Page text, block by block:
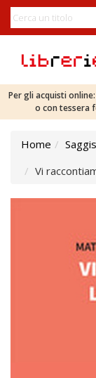
Per gli acquisti
o con tessera
Home
Vi